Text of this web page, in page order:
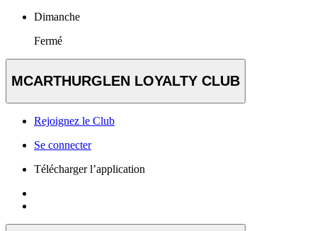
Dimanche
Fermé
MCARTHURGLEN LOYALTY CLUB
Rejoignez le Club
Se connecter
Télécharger l’application